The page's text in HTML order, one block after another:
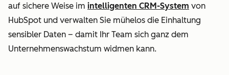
auf sichere Weise im intelligenten CRM-System von
HubSpot und verwalten Sie mühelos die Einhaltung
sensibler Daten – damit Ihr Team sich ganz dem
Unternehmenswachstum widmen kann.